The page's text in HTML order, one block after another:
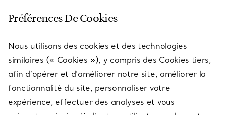
SERVICES
À PROPOS
Préférences De Cookies
Nous utilisons des cookies et des technologies
similaires (« Cookies »), y compris des Cookies tiers,
afin d’opérer et d’améliorer notre site, améliorer la
fonctionnalité du site, personnaliser votre
expérience, effectuer des analyses et vous